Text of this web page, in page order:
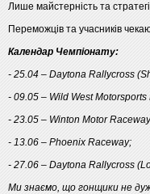
Лише майстерність та
Переможців та учасників
Календар Чемпіонату:
- 25.04 – Daytona Rallycross
- 09.05 – Wild West Motorsports
- 23.05 – Winton Motor
- 13.06 – Phoenix Raceway;
- 27.06 – Daytona Rallycross
Ми знаємо, що гонщики не